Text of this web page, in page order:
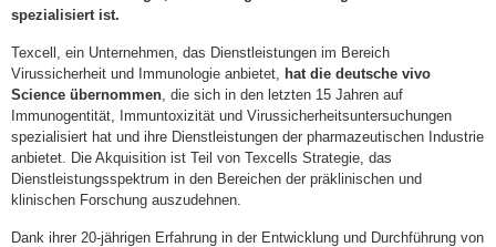
spezialisiert ist.
Texcell, ein Unternehmen, das Dienstleistungen im Bereich
Virussicherheit und Immunologie anbietet, hat die deutsche vivo
Science übernommen, die sich in den letzten 15 Jahren auf
Immunogentität, Immuntoxizität und Virussicherheitsuntersuchungen
spezialisiert hat und ihre Dienstleistungen der pharmazeutischen Industrie
anbietet. Die Akquisition ist Teil von Texcells Strategie, das
Dienstleistungsspektrum in den Bereichen der präklinischen und
klinischen Forschung auszudehnen.
Dank ihrer 20-jährigen Erfahrung in der Entwicklung und Durchführung von